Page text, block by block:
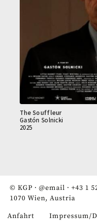
The Souffleur
Gastón Solnicki
2025
© KGP · @email · +43 1
1070 Wien, Austria
Anfahrt Impressum/